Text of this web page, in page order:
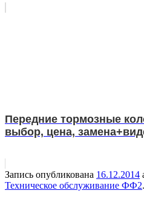
Передние тормозные
выбор, цена,
Запись опубликована 16.12.2014
Техническое обслуживание ФФ2.